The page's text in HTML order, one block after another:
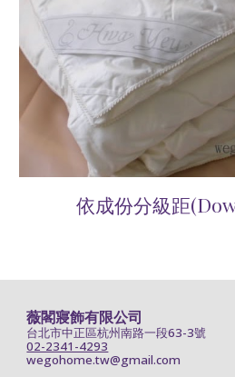
依成份分級距
薇閣寢飾有限公司
台北市中正區杭州南路一段63-3號
02-2341-4293
wegohome.tw@gmail.com